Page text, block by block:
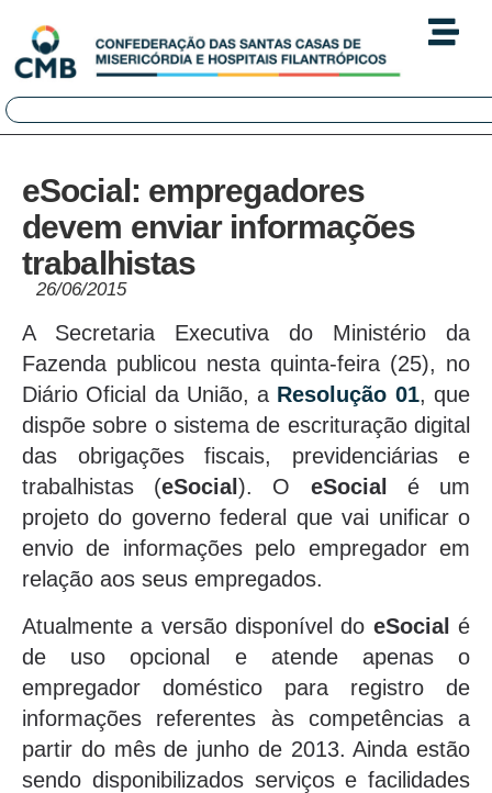
eSocial: empregadores
devem enviar informações
trabalhistas
26/06/2015
A Secretaria Executiva do Ministério da
Fazenda publicou nesta quinta-feira (25), no
Diário Oficial da União, a Resolução 01, que
dispõe sobre o sistema de escrituração digital
das obrigações fiscais, previdenciárias e
trabalhistas (eSocial). O eSocial
é um
projeto do governo federal que vai unificar o
envio de informações pelo empregador em
relação aos seus empregados.
Atualmente a versão disponível do eSocial é
de uso opcional e atende apenas o
empregador doméstico para registro de
informações referentes às competências a
partir do mês de junho de 2013. Ainda estão
sendo disponibilizados serviços e facilidades